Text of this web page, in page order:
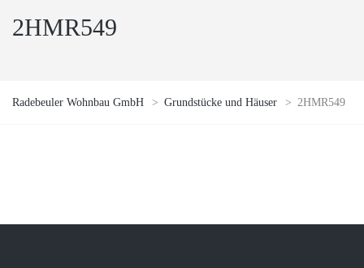
2HMR549
Radebeuler Wohnbau GmbH > Grundstücke und Häuser > 2HMR549